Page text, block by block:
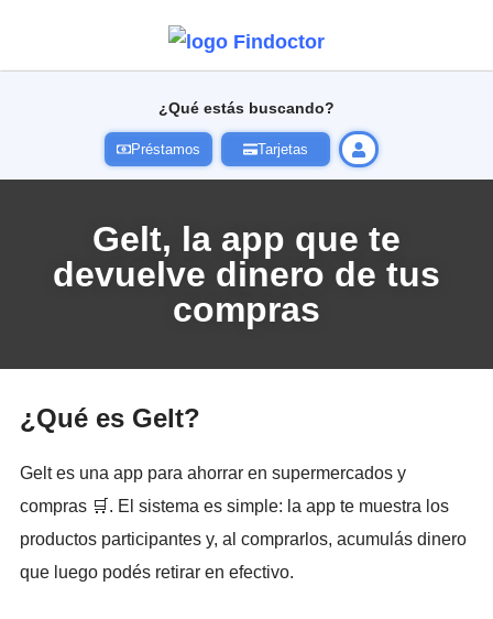
¿Qué estás buscando?
Préstamos Tarjetas
Gelt, la app que te
devuelve dinero de tus
compras
¿Qué es Gelt?
Gelt es una app para ahorrar en supermercados y
compras 🛒. El sistema es simple: la app te muestra los
productos participantes y, al comprarlos, acumulás dinero
que luego podés retirar en efectivo.